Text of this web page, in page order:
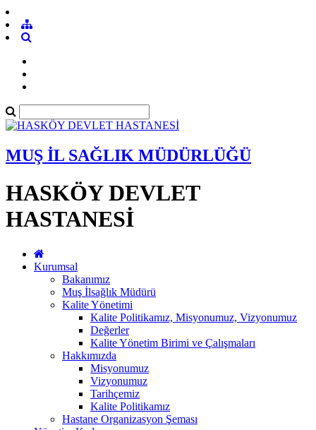
MUŞ İL SAĞLIK MÜDÜRLÜĞÜ
HASKÖY DEVLET
HASTANESİ
Kurumsal
Bakanımız
Muş İlsağlık Müdürü
Kalite Yönetimi
Kalite Politikamız, Misyonumuz, Vizyonumuz
Değerler
Kalite Yönetim Birimi ve Çalışmaları
Hakkımızda
Misyonumuz
Vizyonumuz
Tarihçemiz
Kalite Politikamız
Hastane Organizasyon Şeması